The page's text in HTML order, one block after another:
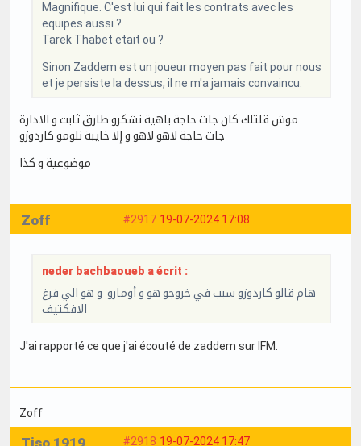
Magnifique. C'est lui qui fait les contrats avec les
equipes aussi ?
Tarek Thabet etait ou ?
Sinon Zaddem est un joueur moyen pas fait pour nous
et je persiste la dessus, il ne m'a jamais convaincu.
موش قلتلك كان جات حاجة باهية نشكرو طارق ثابت و الادارة
جات حاجة لاهو لاهو و إلا خايبة نلومو كاردوزو
موضوعية و كذا
#2917 19-07-2024 17:08
Zoff
neder bachbaoueb a écrit :
هام قالو كاردوزو سبب في خروجو هو و أومارو و هو الي فرغ
الافكتيف
J'ai rapporté ce que j'ai écouté de zaddem sur IFM.
Zoff
#2918 19-07-2024 17:47
Tiso 1919